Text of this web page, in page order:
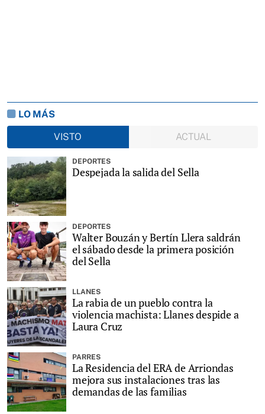
LO MÁS
VISTO
ACTUAL
DEPORTES
Despejada la salida del Sella
DEPORTES
Walter Bouzán y Bertín Llera saldrán
el sábado desde la primera posición
del Sella
LLANES
La rabia de un pueblo contra la
violencia machista: Llanes despide a
Laura Cruz
PARRES
La Residencia del ERA de Arriondas
mejora sus instalaciones tras las
demandas de las familias